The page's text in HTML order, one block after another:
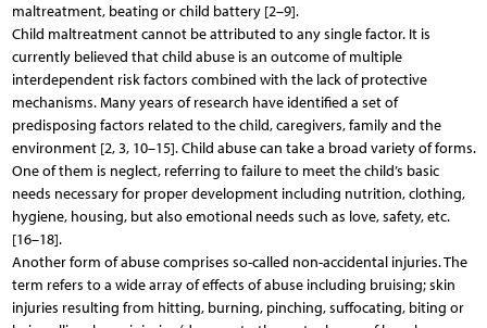
maltreatment, beating or child battery [2–9].
Child maltreatment cannot be attributed to any single factor. It is
currently believed that child abuse is an outcome of multiple
interdependent risk factors combined with the lack of protective
mechanisms. Many years of research have identified a set of
predisposing factors related to the child, caregivers, family and the
environment [2, 3, 10–15]. Child abuse can take a broad variety of forms.
One of them is neglect, referring to failure to meet the child’s basic
needs necessary for proper development including nutrition, clothing,
hygiene, housing, but also emotional needs such as love, safety, etc.
[16–18].
Another form of abuse comprises so-called non-accidental injuries. The
term refers to a wide array of effects of abuse including bruising; skin
injuries resulting from hitting, burning, pinching, suffocating, biting or